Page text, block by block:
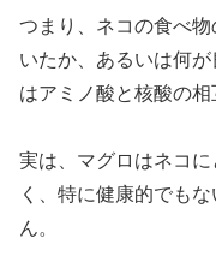
つまり、ネコの食べ
いたか、あるいは何
はアミノ酸と核酸の相
実は、マグロはネコ
く、特に健康的でも
ん。